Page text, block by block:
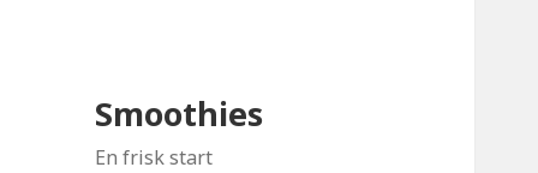
Smoothies
En frisk start